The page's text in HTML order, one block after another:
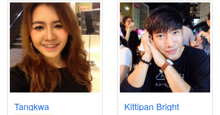
Tangkwa Kittipan Bright